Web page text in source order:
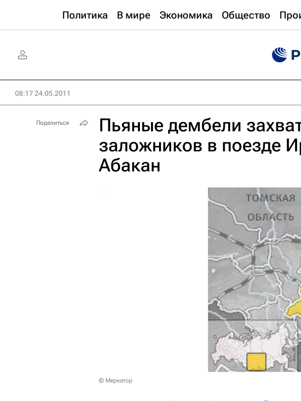
Политика В мире Экономика Общество
08:17 24.05.2011
Пьяные дембели
заложников в поезде
Абакан
© Меркатор
Поделиться